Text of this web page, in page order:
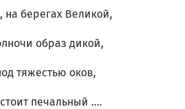
на берегах Великой,
образ дикой,
тяжестью оков,
печальный ….